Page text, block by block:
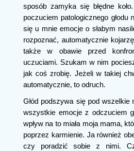
sposób zamyka się błędne
poczuciem patologicznego
się u mnie emocje o słabym
rozpoznać, automatycznie
także w obawie przed
uczuciami. Szukam w nim
jak coś zrobię. Jeżeli w takiej
automatycznie, to odruch.
Głód podszywa się pod
wszystkie emocje z odczuciem
wpływ na to miała moja mama,
poprzez karmienie. Ja również
czy poradzić sobie z nimi.